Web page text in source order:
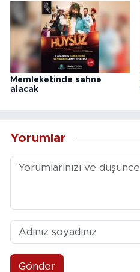
Memleketinde sahne
alacak
Yorumlar
Gönder